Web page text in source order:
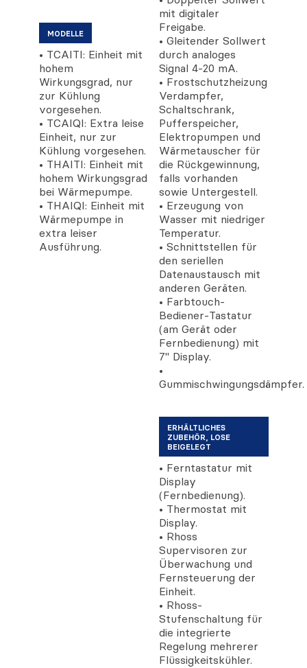
MODELLE
• TCAITI: Einheit mit
hohem
Wirkungsgrad, nur
zur Kühlung
vorgesehen.
• TCAIQI: Extra leise
Einheit, nur zur
Kühlung vorgesehen.
• THAITI: Einheit mit
hohem Wirkungsgrad
bei Wärmepumpe.
• THAIQI: Einheit mit
Wärmepumpe in
extra leiser
Ausführung.
mit digitaler
Freigabe.
• Gleitender Sollwert
durch analoges
Signal 4-20 mA.
• Frostschutzheizung
Verdampfer,
Schaltschrank,
Pufferspeicher,
Elektropumpen und
Wärmetauscher für
die Rückgewinnung,
falls vorhanden
sowie Untergestell.
• Erzeugung von
Wasser mit niedriger
Temperatur.
• Schnittstellen für
den seriellen
Datenaustausch mit
anderen Geräten.
• Farbtouch-
Bediener-Tastatur
(am Gerät oder
Fernbedienung) mit
7" Display.
•
Gummischwingungsdämpfer.
ERHÄLTLICHES
ZUBEHÖR, LOSE
BEIGELEGT
• Ferntastatur mit
Display
(Fernbedienung).
• Thermostat mit
Display.
• Rhoss
Supervisoren zur
Überwachung und
Fernsteuerung der
Einheit.
• Rhoss-
Stufenschaltung für
die integrierte
Regelung mehrerer
Flüssigkeitskühler.